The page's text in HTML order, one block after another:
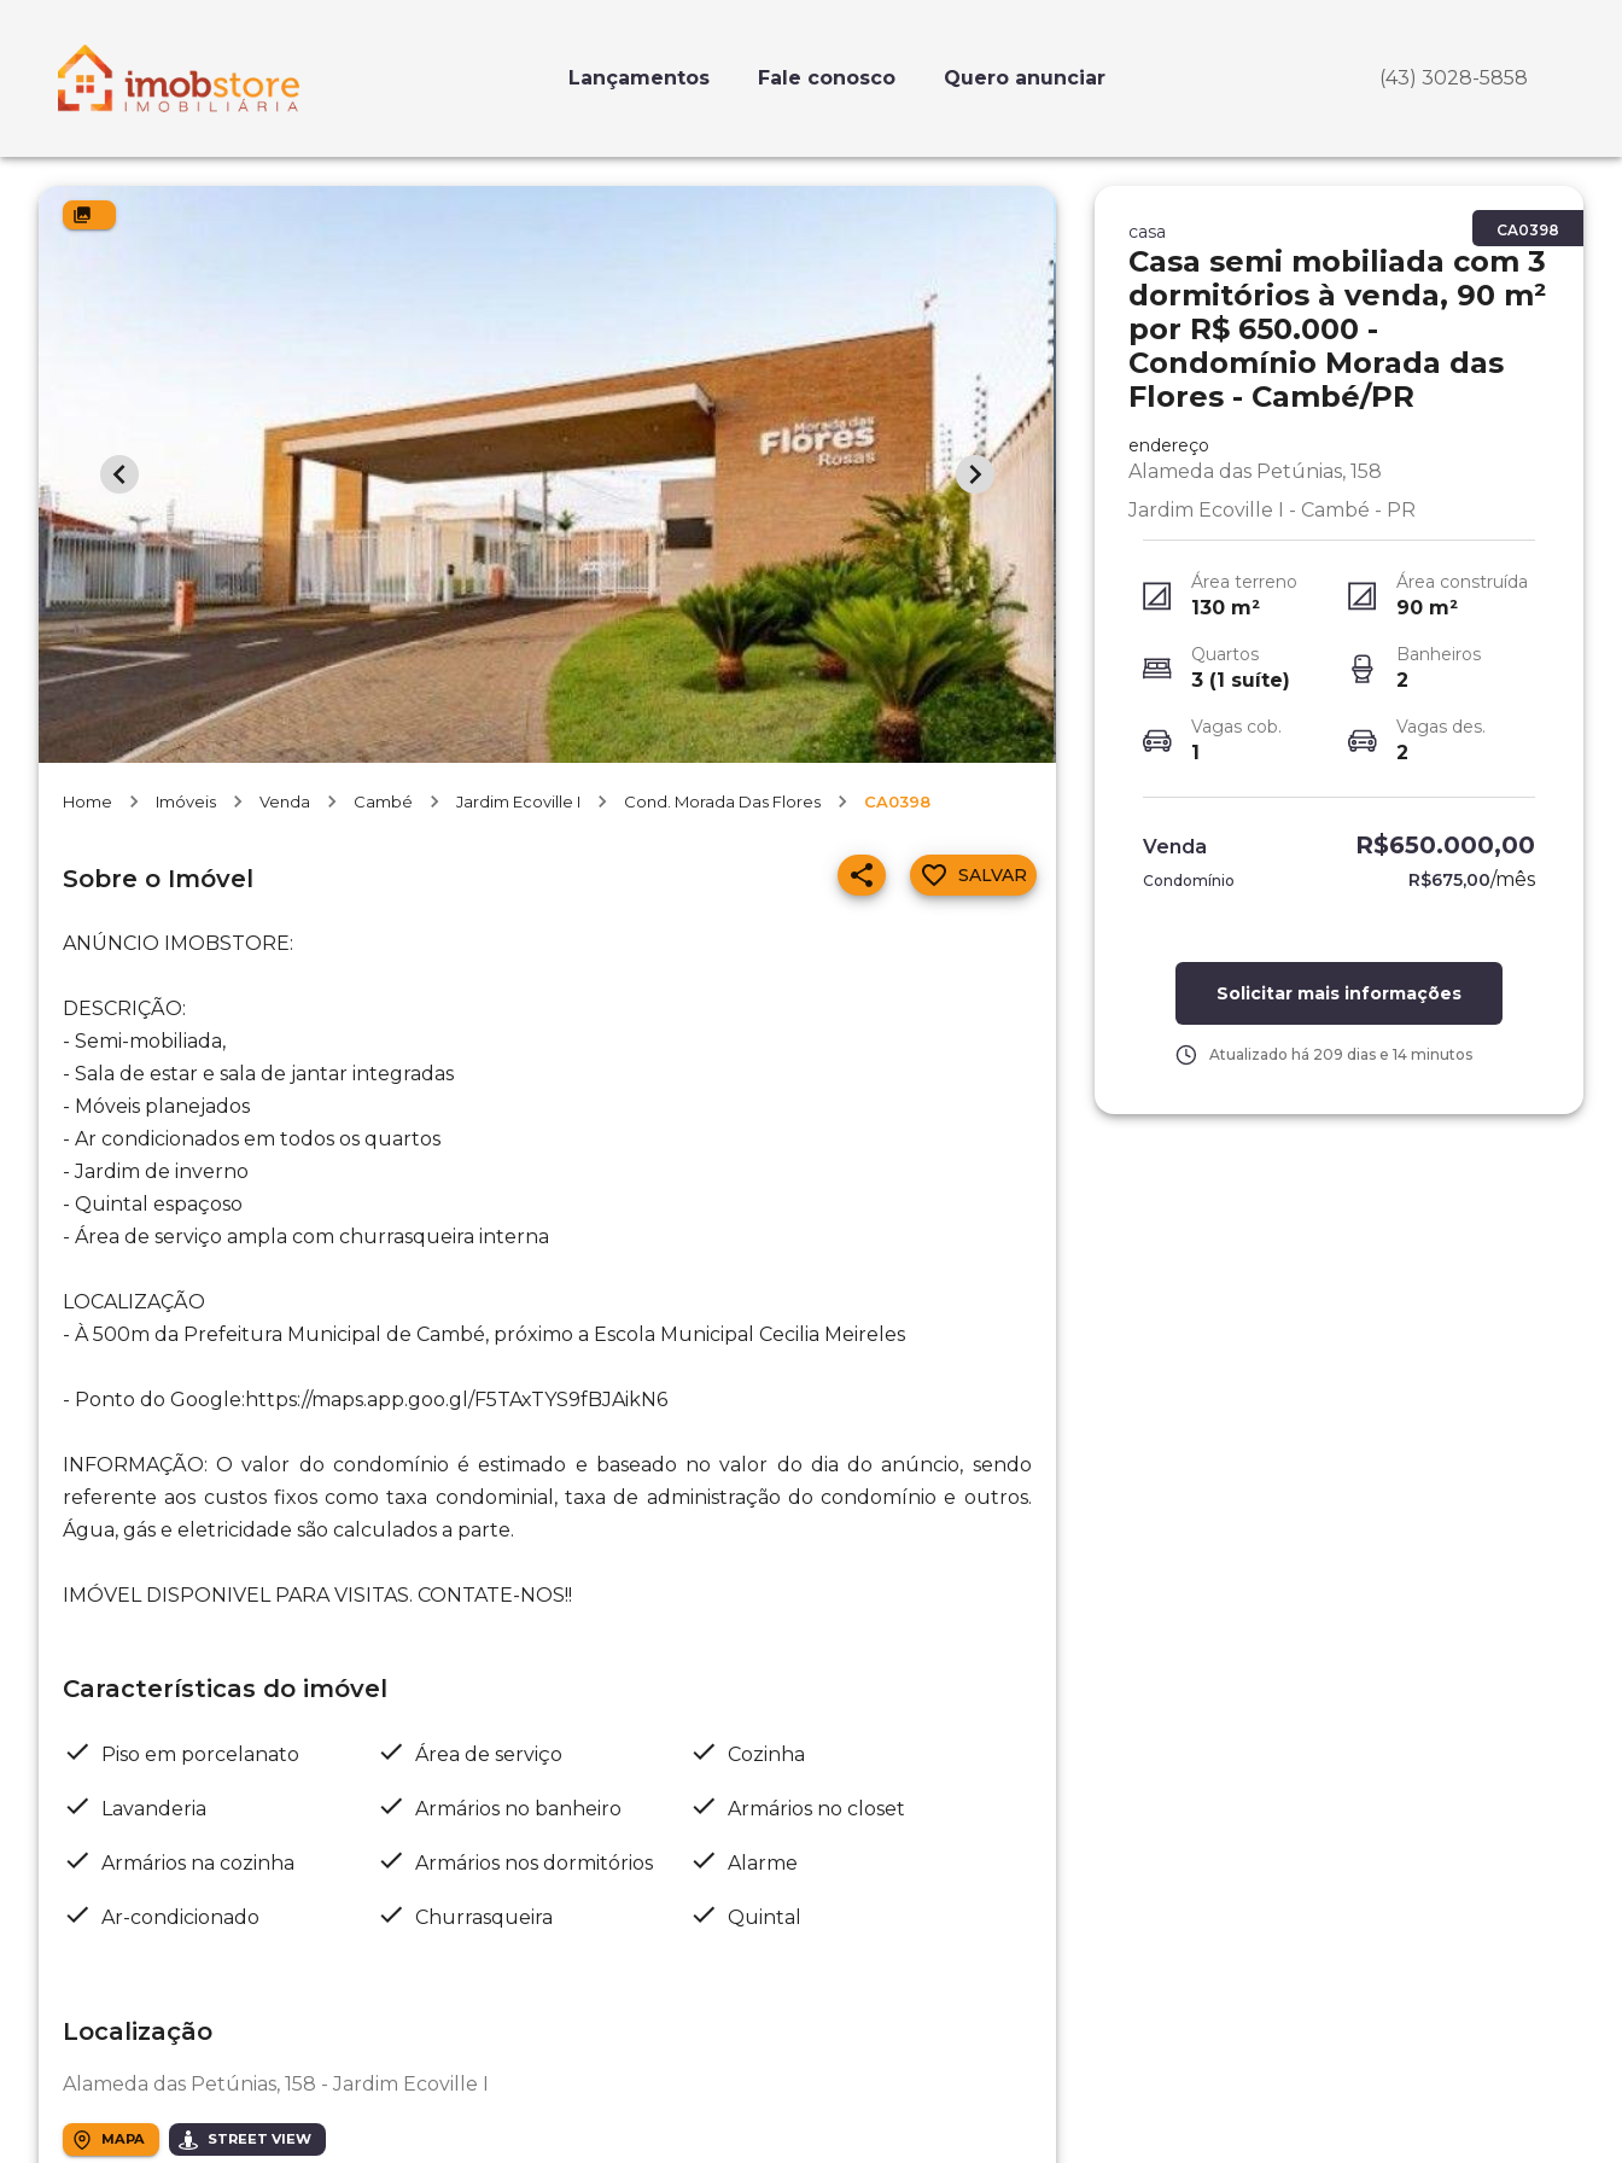
Lançamentos Fale conosco Quero anunciar (43) 3028-5858
Home Imóveis Venda Cambé Jardim Ecoville I Cond. Morada Das Flores CA0398
Sobre o Imóvel
ANÚNCIO IMOBSTORE:
DESCRIÇÃO:
- Semi-mobiliada,
- Sala de estar e sala de jantar integradas
- Móveis planejados
- Ar condicionados em todos os quartos
- Jardim de inverno
- Quintal espaçoso
- Área de serviço ampla com churrasqueira interna
LOCALIZAÇÃO
- À 500m da Prefeitura Municipal de Cambé, próximo a Escola Municipal Cecilia Meireles
- Ponto do Google:https://maps.app.goo.gl/F5TAxTYS9fBJAikN6
INFORMAÇÃO: O valor do condomínio é estimado e baseado no valor do dia do anúncio, sendo
referente aos custos fixos como taxa condominial, taxa de administração do condomínio e outros.
Água, gás e eletricidade são calculados a parte.
IMÓVEL DISPONIVEL PARA VISITAS. CONTATE-NOS!!
SALVAR
Características do imóvel
Piso em porcelanato Área de serviço Cozinha
Lavanderia Armários no banheiro Armários no closet
Armários na cozinha Armários nos dormitórios Alarme
Ar-condicionado Churrasqueira Quintal
Localização
Alameda das Petúnias, 158 - Jardim Ecoville I
MAPA STREET VIEW
CA0398
casa
Casa semi mobiliada com 3
dormitórios à venda, 90 m²
por R$ 650.000 -
Condomínio Morada das
Flores - Cambé/PR
endereço
Alameda das Petúnias, 158
Jardim Ecoville I - Cambé - PR
Área terreno
130m²
Área construída
90 m²
Quartos
3 (1 suíte)
Banheiros
2
Vagas cob.
1
Vagas des.
2
Venda R$650.000,00
Condomínio R$675,00/mês
Solicitar mais informações
Atualizado há 209 dias e 14 minutos